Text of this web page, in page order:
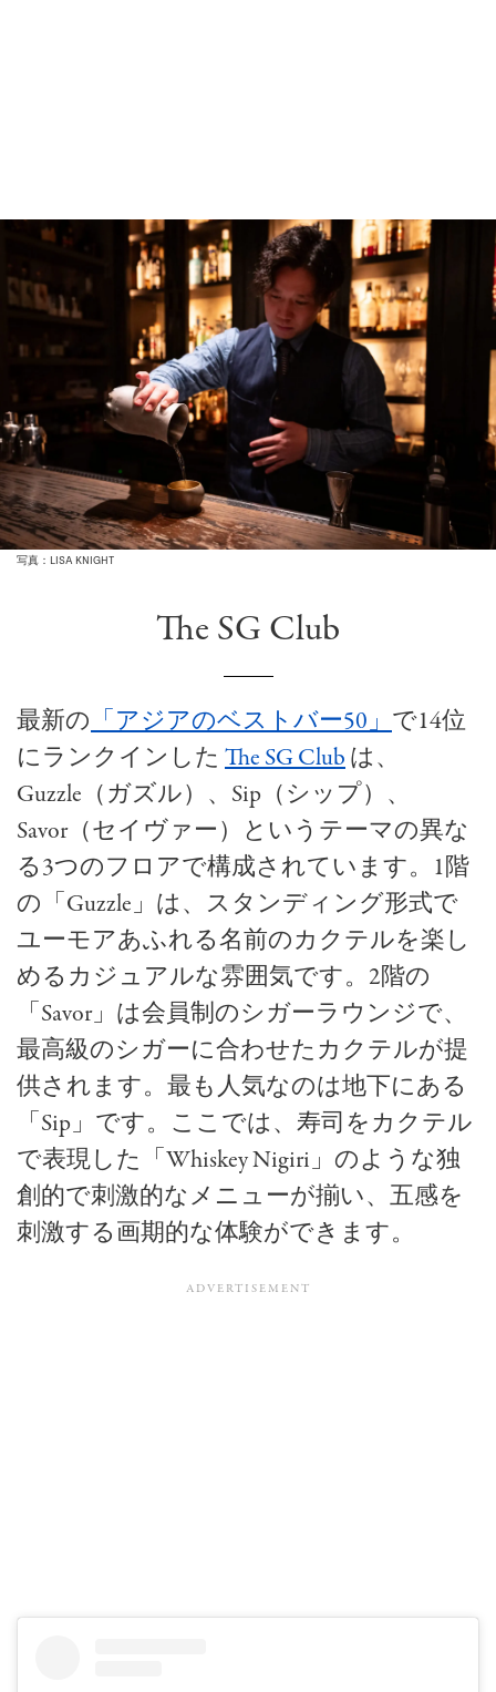
写真：LISA KNIGHT
The SG Club
最新の「アジアのベストバー50」で14位
にランクインした The SG Clubは、
Guzzle（ガズル）、Sip（シップ）、
Savor（セイヴァー）というテーマの異な
る3つのフロアで構成されています。1階
の「Guzzle」は、スタンディング形式で
ユーモアあふれる名前のカクテルを楽し
めるカジュアルな雰囲気です。2階の
「Savor」は会員制のシガーラウンジで、
最高級のシガーに合わせたカクテルが提
供されます。最も人気なのは地下にある
「Sip」です。ここでは、寿司をカクテル
で表現した「Whiskey Nigiri」のような独
創的で刺激的なメニューが揃い、五感を
刺激する画期的な体験ができます。